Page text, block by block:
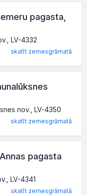
pagasta,
LV-4332
skatīt zemesgrāmatā
nov., LV-4350
skatīt zemesgrāmatā
pagasta
LV-4341
skatīt zemesgrāmatā